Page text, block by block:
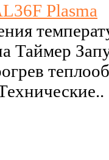
Plasma
Таймер